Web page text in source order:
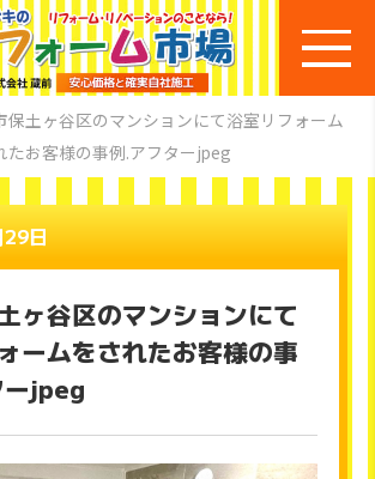
保土ヶ谷区のマンションにて浴室リフォーム
たお客様の事例.アフターjpeg
日
ヶ谷区のマンションにて
ームをされたお客様の事
ーjpeg